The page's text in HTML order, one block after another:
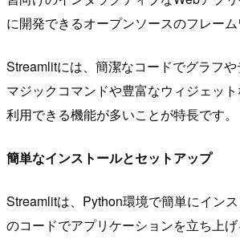
に開発できるオープンソースのフレーム
Streamlitには、簡潔なコードでグラフ
マジックコマンドや豊富なウィジェッ
利用できる機能が多いことが特長です。
簡単なインストールとセットアップ
Streamlitは、Python環境で簡単にイン
のコードでアプリケーションを立ち上げ